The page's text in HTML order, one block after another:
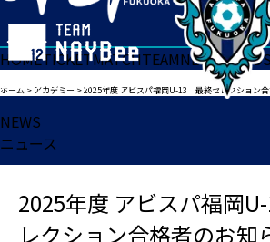
HOMETICKETMATCHTEAMNEWSGOODS
ホーム > アカデミー >2025年度 アビスパ福岡U-13 最終セレクション
NEWS
ニュース
2025年度 アビスパ福岡
レクション合格者のお知